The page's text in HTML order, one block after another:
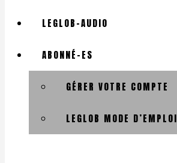
LEGLOB-AUDIO
ABONNÉ-ES
GÉRER VOTRE COMPTE
LEGLOB MODE D’EMPLOI